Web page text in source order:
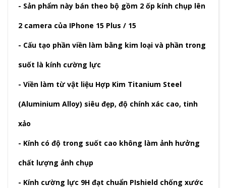
- Sản phẩm này bán theo bộ gồm 2 ốp kính chụp lên
2 camera của IPhone 15 Plus / 15
- Cấu tạo phần viền làm bằng kim loại và phần trong
suốt là kính cường lực
- Viền làm từ vật liệu Hợp Kim Titanium Steel
(Aluminium Alloy) siêu đẹp, độ chính xác cao, tinh
xảo
- Kính có độ trong suốt cao không làm ảnh hưởng
chất lượng ảnh chụp
- Kính cường lực 9H đạt chuẩn PIshield chống xước